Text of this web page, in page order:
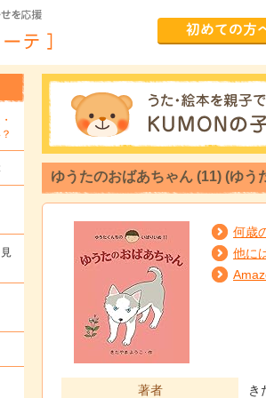
初めての方
ゆうたのおばあちゃん (11) (ゆう
何歳
他に
著者
き
見